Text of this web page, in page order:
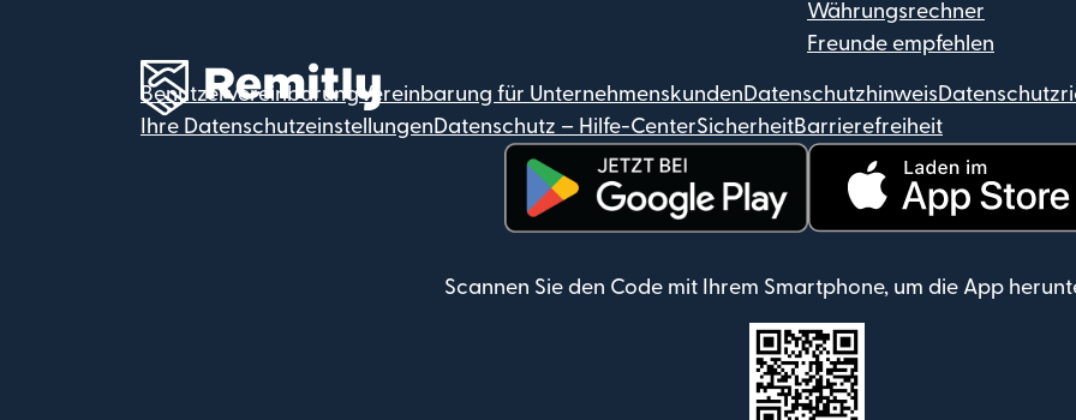
Währungsrechner
Freunde empfehlen
BenutzervereinbarungVereinbarung für Unternehmenskunden Datenschutzhinweis
Ihre Datenschutzeinstellungen Datenschutz – Hilfe-CenterSicherheitBarrierefreiheit
Scannen Sie den Code mit Ihrem Smartphone, um die App